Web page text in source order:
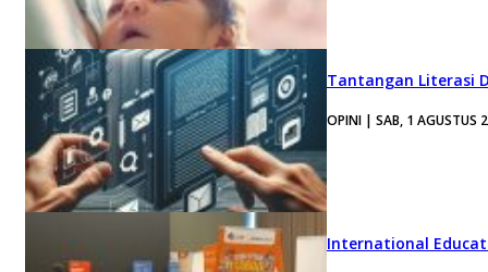
Tantangan Literasi
OPINI | SAB, 1 AGUSTUS
International